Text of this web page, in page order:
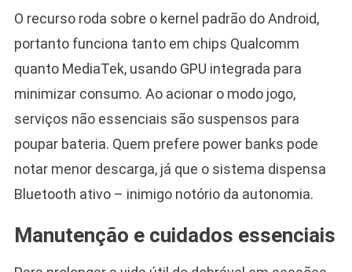
O recurso roda sobre o kernel padrão do Android,
portanto funciona tanto em chips Qualcomm
quanto MediaTek, usando GPU integrada para
minimizar consumo. Ao acionar o modo jogo,
serviços não essenciais são suspensos para
poupar bateria. Quem prefere power banks pode
notar menor descarga, já que o sistema dispensa
Bluetooth ativo – inimigo notório da autonomia.
Manutenção e cuidados essenciais